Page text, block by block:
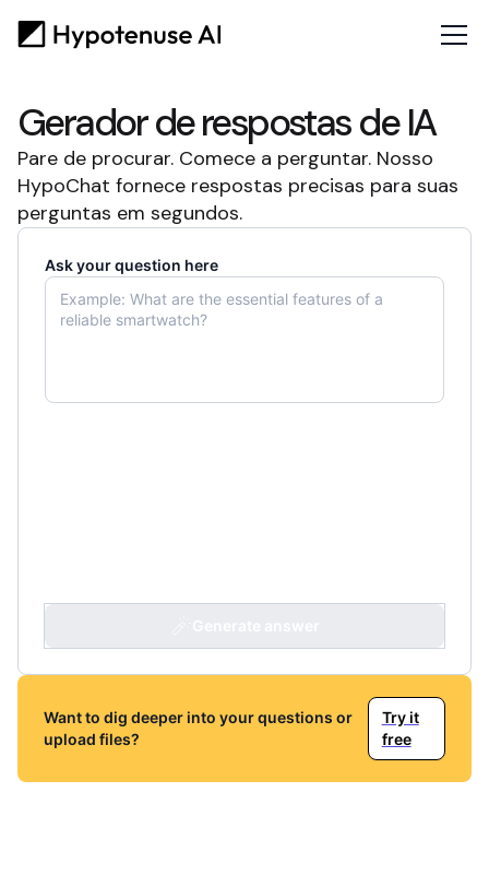
Gerador de respostas de IA
Pare de procurar. Comece a perguntar. Nosso
HypoChat fornece respostas precisas para suas
perguntas em segundos.
Ask your question here
Want to dig deeper into your questions or
upload files?
Try it
free